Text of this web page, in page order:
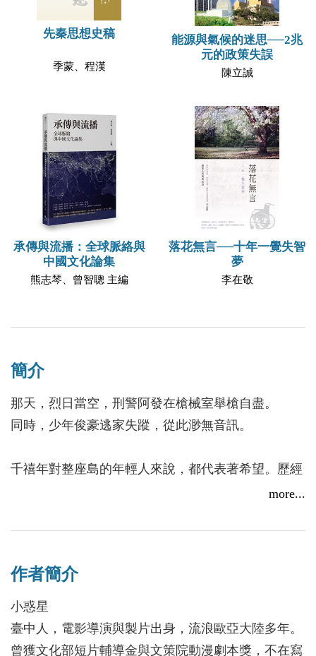
先秦思想史稿
季蒙、程漢
能源與氣候的迷思──2兆
元的政策失誤
陳立誠
承傳與流播：全球脈絡與
中國文化論集
熊志琴、曾智聰 主編
落花無言──十年一覺失智
夢
李在敬
簡介
那天，烈日當空，刑警阿發在槍械室舉槍自盡。
同時，少年俊豪逃家失蹤，從此渺無音訊。
千禧年對整座島的年輕人來說，都代表著希望。歷經
大地震後的中部小鎮，本該回歸溫暖平靜，人們心中
縣警局上下惶惶不安，為了利益而自保的小螻蟻，下
大太陽下過度操練的虛空感，是拯救俊豪高中生涯的
聖光。被栽贓偷竊班費的他，想到單親母親的無助與
導師兇惡的態度，便對世界感到絕望，僅有新來的轉
more...
作者簡介
小惑星
臺中人，電影導演與製片出身，流浪歐亞大陸多年。
曾獲文化部短片輔導金與文策院動漫劇本獎，不在寫